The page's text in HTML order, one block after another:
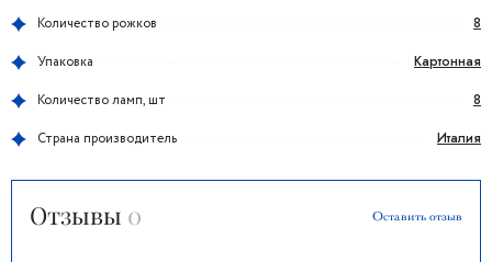
Количество рожков 8
Упаковка Картонная
Количество ламп, шт 8
Страна производитель Италия
Отзывы 0 Оставить отзыв